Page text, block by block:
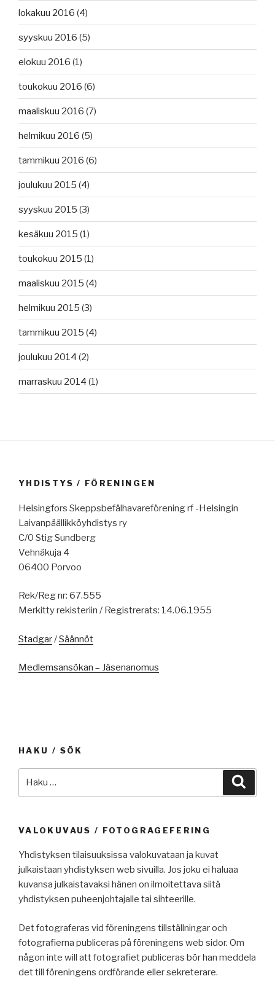
lokakuu 2016 (4)
syyskuu 2016 (5)
elokuu 2016 (1)
toukokuu 2016 (6)
maaliskuu 2016 (7)
helmikuu 2016 (5)
tammikuu 2016 (6)
joulukuu 2015 (4)
syyskuu 2015 (3)
kesäkuu 2015 (1)
toukokuu 2015 (1)
maaliskuu 2015 (4)
helmikuu 2015 (3)
tammikuu 2015 (4)
joulukuu 2014 (2)
marraskuu 2014 (1)
YHDISTYS / FÖRENINGEN
Helsingfors Skeppsbefälhavareförening rf -Helsingin
Laivanpäällikköyhdistys ry
C/0 Stig Sundberg
Vehnäkuja 4
06400 Porvoo
Rek/Reg nr: 67.555
Merkitty rekisteriin / Registrerats: 14.06.1955
Stadgar/Säännöt
Medlemsansökan – Jäsenanomus
HAKU / SÖK
VALOKUVAUS / FOTOGRAGEFERING
Yhdistyksen tilaisuuksissa valokuvataan ja kuvat
julkaistaan yhdistyksen web sivuilla. Jos joku ei haluaa
kuvansa julkaistavaksi hänen on ilmoitettava siitä
yhdistyksen puheenjohtajalle tai sihteerille.
Det fotograferas vid föreningens tillställningar och
fotografierna publiceras på föreningens web sidor. Om
någon inte will att fotografiet publiceras bör han meddela
det till föreningens ordförande eller sekreterare.